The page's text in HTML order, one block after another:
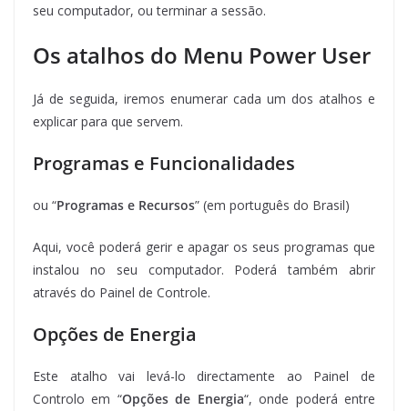
seu computador, ou terminar a sessão.
Os atalhos do Menu Power User
Já de seguida, iremos enumerar cada um dos atalhos e
explicar para que servem.
Programas e Funcionalidades
ou “Programas e Recursos” (em português do Brasil)
Aqui, você poderá gerir e apagar os seus programas que
instalou no seu computador. Poderá também abrir
através do Painel de Controle.
Opções de Energia
Este atalho vai levá-lo directamente ao Painel de
Controlo em “Opções de Energia“, onde poderá entre